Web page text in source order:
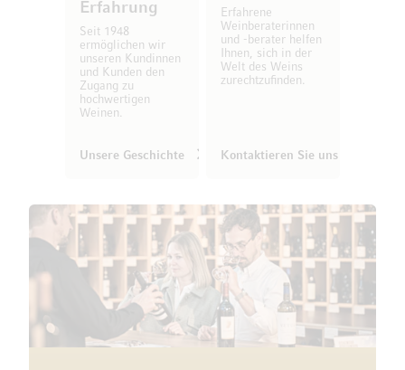
Erfahrung
Seit 1948
ermöglichen wir
unseren Kundinnen
und Kunden den
Zugang zu
hochwertigen
Weinen.
Unsere Geschichte
Erfahrene
Weinberaterinnen
und -berater helfen
Ihnen, sich in der
Welt des Weins
zurechtzufinden.
Kontaktieren Sie uns